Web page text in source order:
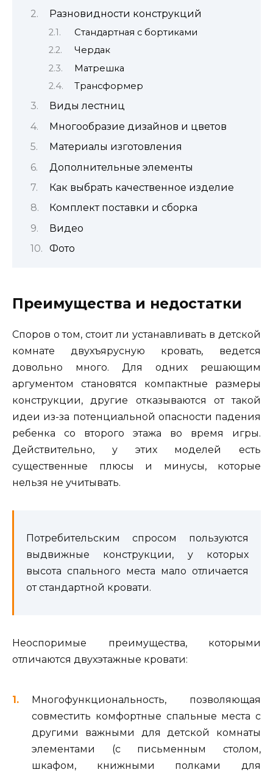
Разновидности конструкций
Стандартная с бортиками
Чердак
Матрешка
Трансформер
Виды лестниц
Многообразие дизайнов и цветов
Материалы изготовления
Дополнительные элементы
Как выбрать качественное изделие
Комплект поставки и сборка
Видео
Фото
Преимущества и недостатки
Споров о том, стоит ли устанавливать в детской
комнате двухъярусную кровать, ведется
довольно много. Для одних решающим
аргументом становятся компактные размеры
конструкции, другие отказываются от такой
идеи из-за потенциальной опасности падения
ребенка со второго этажа во время игры.
Действительно, у этих моделей есть
существенные плюсы и минусы, которые
нельзя не учитывать.
Потребительским спросом пользуются
выдвижные конструкции, у которых
высота спального места мало отличается
от стандартной кровати.
Неоспоримые преимущества, которыми
отличаются двухэтажные кровати:
Многофункциональность, позволяющая
совместить комфортные спальные места с
другими важными для детской комнаты
элементами (с письменным столом,
шкафом, книжными полками для